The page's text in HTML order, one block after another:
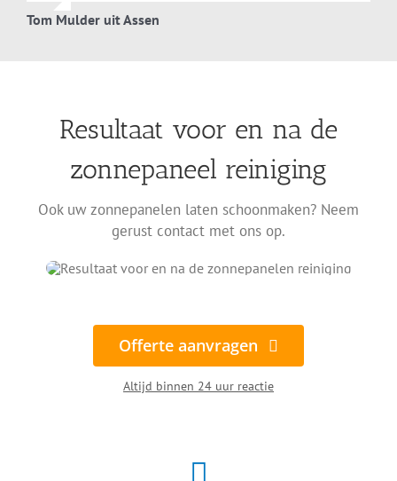
Tom Mulder uit Assen
Resultaat voor en na de
zonnepaneel reiniging
Ook uw zonnepanelen laten schoonmaken? Neem
gerust contact met ons op.
Offerte aanvragen
Altijd binnen 24 uur reactie